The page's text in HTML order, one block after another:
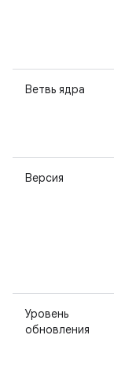
Ветвь ядра
Версия
Уровень
обновления